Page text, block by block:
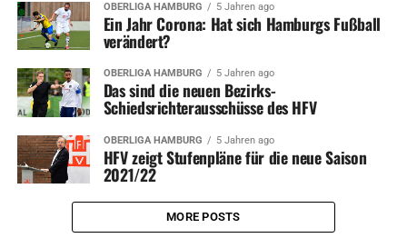
OBERLIGA HAMBURG 5 Jahren ago
Ein Jahr Corona: Hat sich Hamburgs Fußball
verändert?
OBERLIGA HAMBURG 5 Jahren ago
Das sind die neuen Bezirks-
Schiedsrichterausschüsse des HFV
OBERLIGA HAMBURG 5 Jahren ago
HFV zeigt Stufenpläne für die neue Saison
2021/22
MORE POSTS